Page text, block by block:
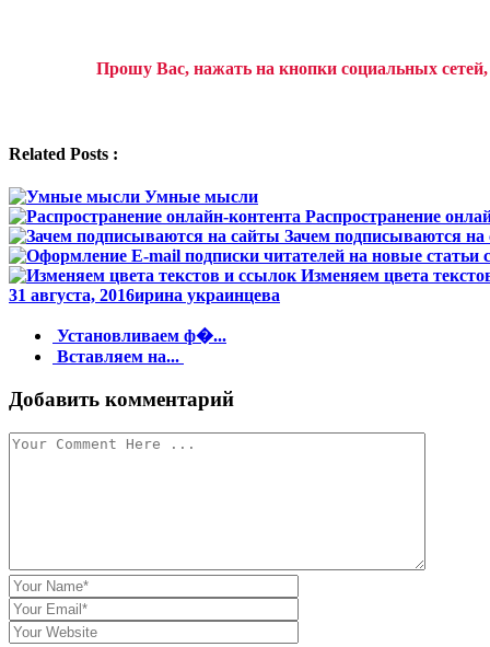
Прошу Вас, нажать на кнопки социальных
Related Posts :
Умные мысли
Распространение
Зачем подписываются на
Изменяем цвета
31 августа, 2016ирина украинцева
Навигация
по
записи
Установливаем ф�...
Вставляем на...
Добавить комментарий
Author
Email
Website